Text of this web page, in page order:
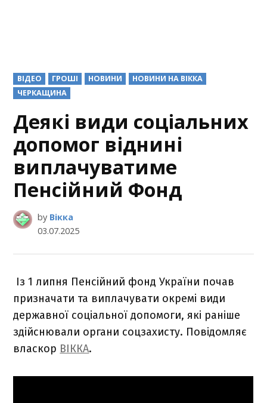
POSTED
IN
ВІДЕО ГРОШІ НОВИНИ
НОВИНИ НА ВІККА
ЧЕРКАЩИНА
Деякі види соціальних
допомог віднині
виплачуватиме
Пенсійний Фонд
by Вікка
03.07.2025
Із 1 липня Пенсійний фонд України почав
призначати та виплачувати окремі види
державної соціальної допомоги, які раніше
здійснювали органи соцзахисту. Повідомляє
власкор ВІККА.